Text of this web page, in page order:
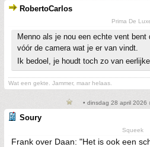
RobertoCarlos
Prima De
Menno als je nou een echte vent
vóór de camera wat je er van vindt.
Ik bedoel, je houdt toch zo van
Wat een gekte. Jammer, maar helaas.
• dinsdag 28 april 2026
Soury
Squeek
Frank over Daan: "Het is ook een